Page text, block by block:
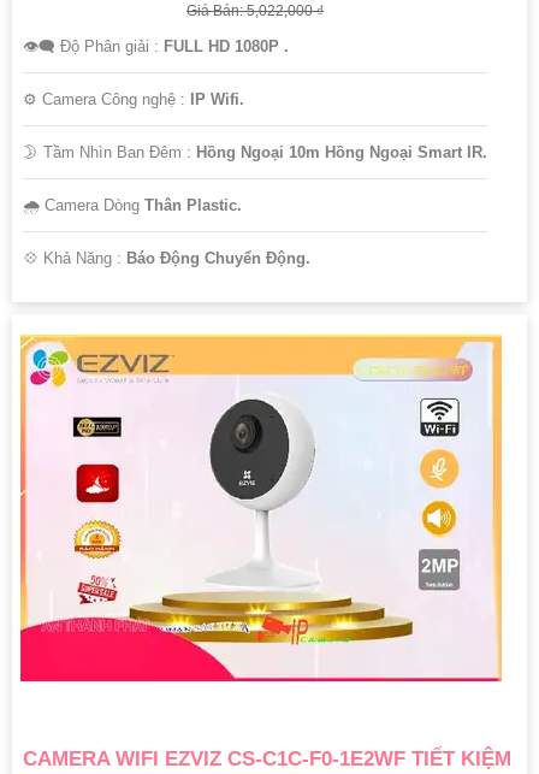
Giá Bán: 5,022,000 ₫
👁️‍🗨 Độ Phân giải : FULL HD 1080P .
⚙ Camera Công nghệ : IP Wifi.
🌛 Tầm Nhìn Ban Đêm : Hồng Ngoại 10m Hồng Ngoại Smart IR.
🌧️ Camera Dòng Thân Plastic.
️💠 Khả Năng : Báo Động Chuyển Động.
CAMERA WIFI EZVIZ CS-C1C-F0-1E2WF TIẾT KIỆM